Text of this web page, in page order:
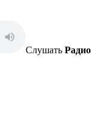
Слушать Радио